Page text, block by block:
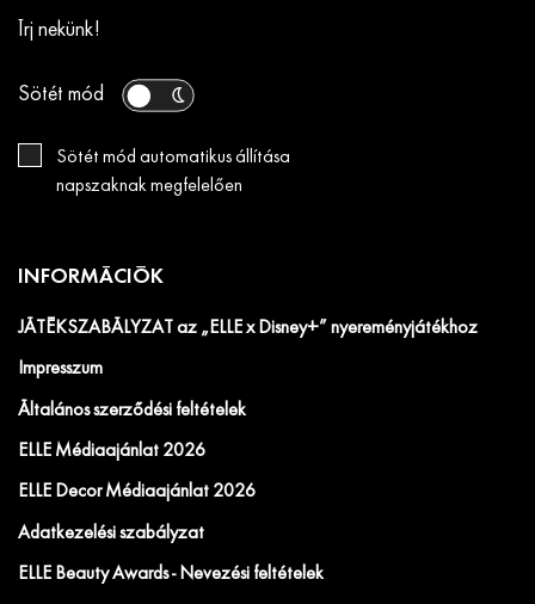
Írj nekünk!
Sötét mód
Sötét mód automatikus állítása
napszaknak megfelelően
INFORMÁCIÓK
JÁTÉKSZABÁLYZAT az „ELLE x Disney+” nyereményjátékhoz
Impresszum
Általános szerződési feltételek
ELLE Médiaajánlat 2026
ELLE Decor Médiaajánlat 2026
Adatkezelési szabályzat
ELLE Beauty Awards - Nevezési feltételek